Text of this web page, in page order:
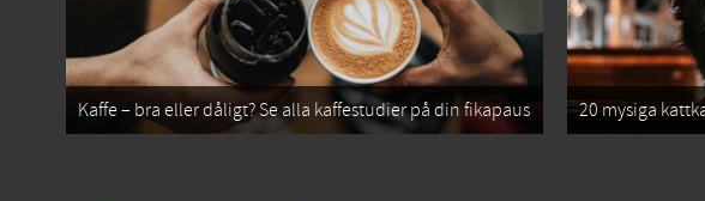
Kaffe – bra eller dåligt? Se alla kaffestudier på din fikapaus 20 mysiga